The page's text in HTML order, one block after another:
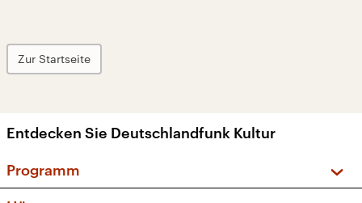
Zur Startseite
Entdecken Sie Deutschlandfunk Kultur
Programm